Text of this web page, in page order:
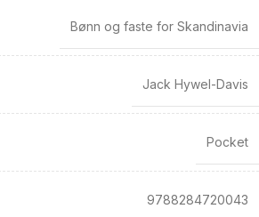
Bønn og faste for Skandinavia
Jack Hywel-Davis
Pocket
9788284720043